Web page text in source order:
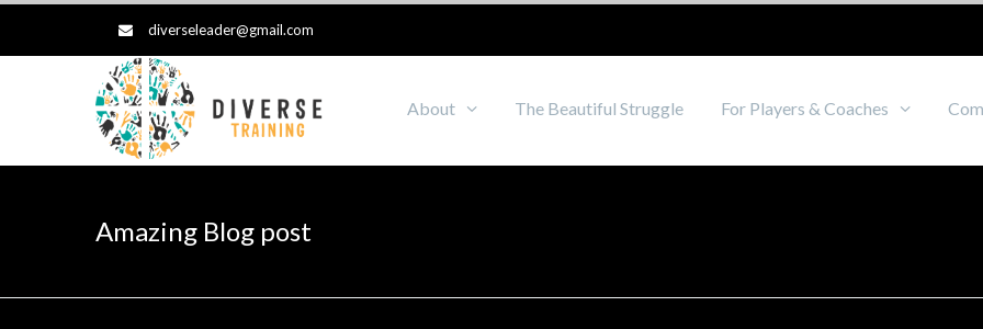
diverseleader@gmail.com
About The Beautiful Struggle For Players & Coaches
Amazing Blog post